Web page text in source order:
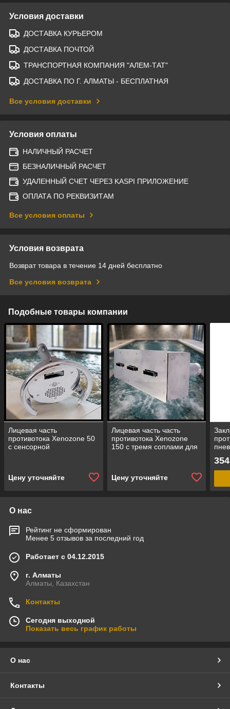
Условия доставки
ДОСТАВКА КУРЬЕРОМ
ДОСТАВКА ПОЧТОЙ
ТРАНСПОРТНАЯ КОМПАНИЯ "АЛЕМ-ТАТ"
ДОСТАВКА ПО Г. АЛМАТЫ - БЕСПЛАТНАЯ
Все условия доставки
Условия оплаты
НАЛИЧНЫЙ РАСЧЕТ
БЕЗНАЛИЧНЫЙ РАСЧЕТ
УДАЛЕННЫЙ СЧЕТ ЧЕРЕЗ KASPI ПРИЛОЖЕНИЕ
ОПЛАТА ПО РЕКВИЗИТАМ
Все условия оплаты
Условия возврата
Возврат товара в течение 14 дней бесплатно
Все условия возврата
Подобные товары компании
Лицевая часть
противотока Xenozone 50
с сенсорной
Цену уточняйте
Лицевая часть часть
противотока Xenozone
150 с тремя соплами для
Цену уточняйте
м3/
О нас
Рейтинг не сформирован
Менее 5 отзывов за последний год
Работает с 04.12.2015
г. Алматы
Алматы, Казахстан
Контакты
Сегодня выходной
Показать весь график работы
О нас
Контакты